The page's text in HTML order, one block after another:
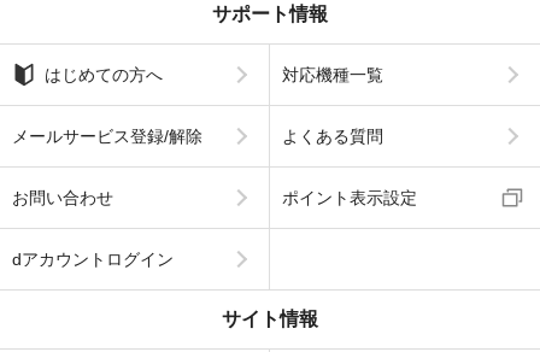
サポート情報
はじめての方へ 対応機種一覧
メールサービス登録/解除 よくある質問
お問い合わせ ポイント表示設定
dアカウントログイン
サイト情報